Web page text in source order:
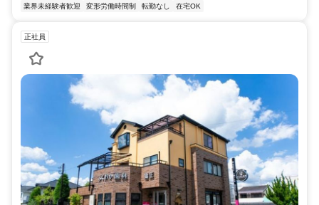
業界未経験者歓迎 変形労働時間制 転勤なし 在宅OK
正社員